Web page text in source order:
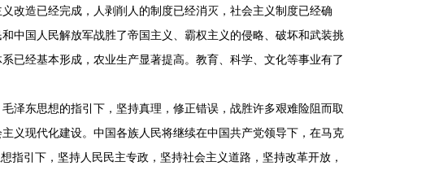
造已经完成，人剥削人的制度已经消灭，社会主义制度已经确
中国人民解放军战胜了帝国主义、霸权主义的侵略、破坏和武装挑
已经基本形成，农业生产显著提高。教育、科学、文化等事业有了
东思想的指引下，坚持真理，修正错误，战胜许多艰难险阻而取
义现代化建设。中国各族人民将继续在中国共产党领导下，在马克
指引下，坚持人民民主专政，坚持社会主义道路，坚持改革开放，